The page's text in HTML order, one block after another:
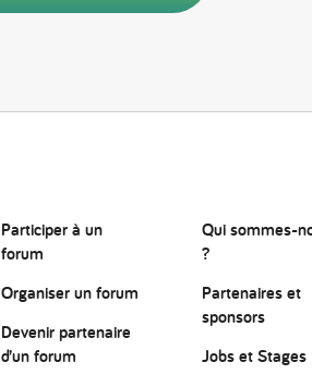
Participer à un
forum
Organiser un forum
Devenir partenaire
d’un forum
Qui sommes-
?
Partenaires et
sponsors
Jobs et Stages